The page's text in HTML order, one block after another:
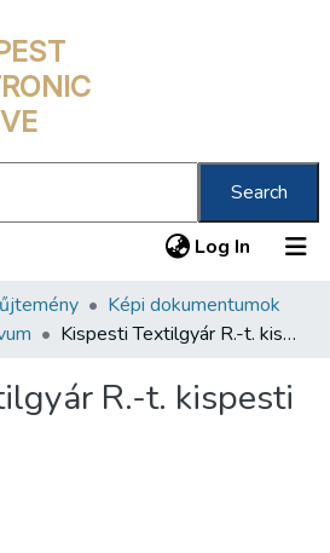
Search
Log In (current)
Képi dokumentumok
Kispesti Textilgyár R.-t. kispesti telepei
R.-t. kispesti